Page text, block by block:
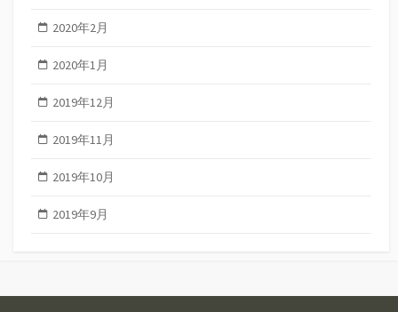
2020年2月
2020年1月
2019年12月
2019年11月
2019年10月
2019年9月